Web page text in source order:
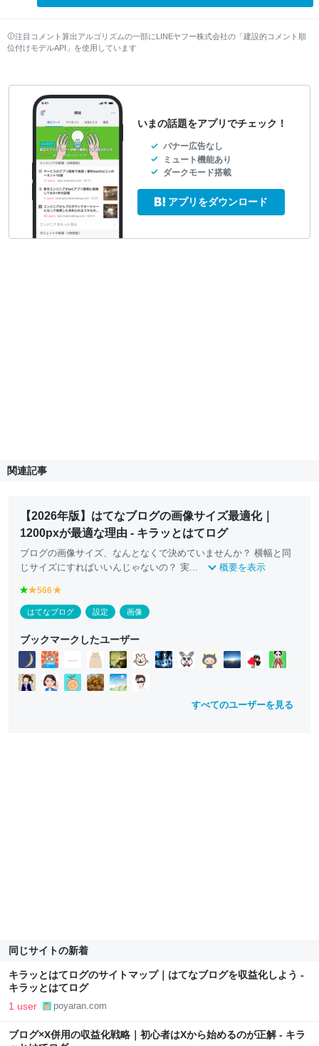
注目コメント算出アルゴリズムの一部にLINEヤフー株式会社の「建設的コメント順
位付けモデルAPI」を使用しています
いまの話題をアプリでチェック！
バナー広告なし
ミュート機能あり
ダークモード搭載
アプリをダウンロード
関連記事
【2026年版】はてなブログの画像サイズ最適化｜
1200pxが最適な理由 - キラッとはてログ
ブログの画像サイズ、なんとなくで決めていませんか？ 横幅と同
じサイズにすればいいんじゃないの？ 実...
概要を表示
g
r
e
n
y
e
ll
o
w
566
e
ll
w
はてなブログ 設定 画像
ブックマークしたユーザー
すべてのユーザーを見る
同じサイトの新着
キラッとはてログのサイトマップ｜はてなブログを収益化しよう -
キラッとはてログ
1 user poyaran.com
ブログ×X併用の収益化戦略｜初心者はXから始めるのが正解 - キラ